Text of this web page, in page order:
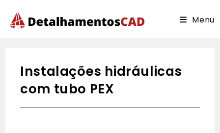
para
Menu
Instalações hidráulicas
com tubo PEX